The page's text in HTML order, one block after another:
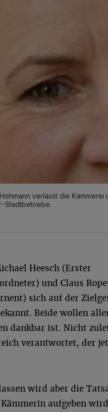
verlässt die
Stadtbetriebe.
Heesch (Erster
und Claus
sich auf der
Beide wollen
dankbar ist. Nicht
verantwortet, der
wird aber die
aufgeben